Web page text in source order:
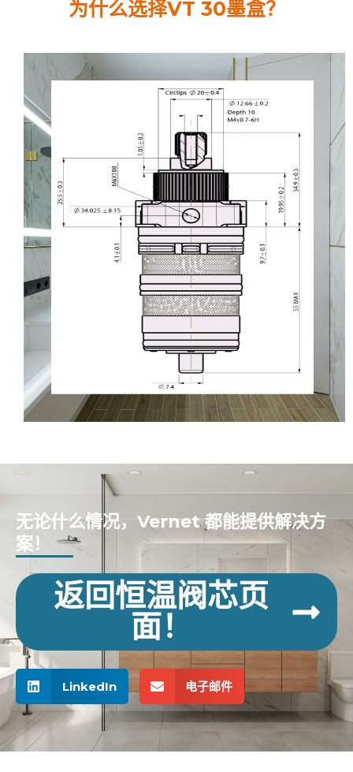
为什么选择VT 30墨盒？
无论什么情况，Vernet 都能提供解决方
案！
返回恒温阀芯页
面！
LinkedIn 电子邮件